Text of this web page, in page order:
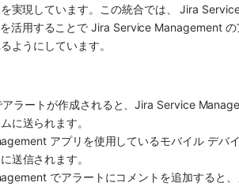
実現しています。この統合では、 Jira
活用することで Jira Service Management の
ようにしています。
アラートが作成されると、Jira Service
に送られます。
アプリを使用しているモバイル デバ
送信されます。
でアラートにコメントを追加すると、